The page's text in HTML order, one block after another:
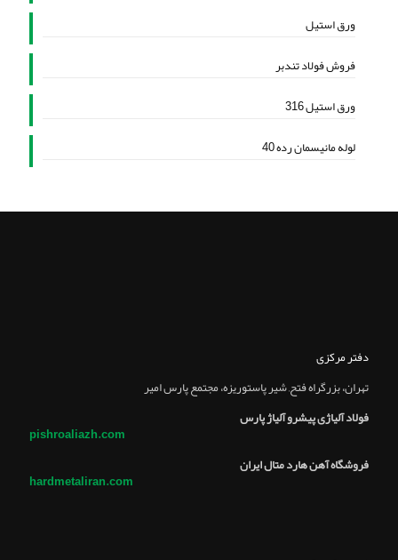
ورق استیل
فروش فولاد تندبر
ورق استیل 316
لوله مانیسمان رده 40
دفتر مرکزی
تهران، بزرگراه فتح, شير پاستوريزه، مجتمع پارس امير
فولاد آلیاژی پیشرو آلیاژ پارس
pishroaliazh.com
فروشگاه آهن هارد متال ایران
hardmetaliran.com